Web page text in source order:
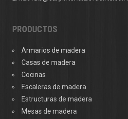
PRODUCTOS
Armarios de madera
Casas de madera
Cocinas
Escaleras de madera
Estructuras de madera
Mesas de madera